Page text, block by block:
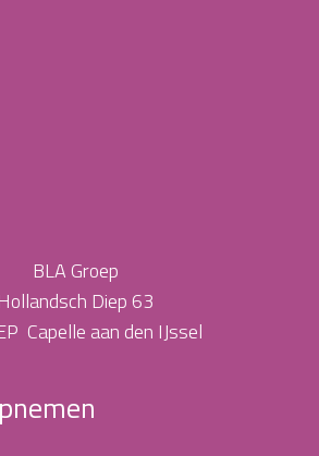
BLA Groep
Diep 63
Capelle aan den IJssel